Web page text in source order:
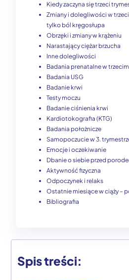
Kiedy zaczyna się trzeci
Zmiany i dolegliwości w
tylko ból kręgosłupa
Obrzęki i zmiany w krążeniu
Narastający ciężar brzucha
Inne dolegliwości
Badania prenatalne w
Badania USG
Badanie krwi
Testy moczu
Badanie ciśnienia krwi
Kardiotokografia (KTG)
Badania położnicze
Samopoczucie w 3.
Emocje i oczekiwanie
Dbanie o siebie przed
Aktywność fizyczna
Odpoczynek i relaks
Ostatnie miesiące w ciąży –
Bibliografia
Spis treści: